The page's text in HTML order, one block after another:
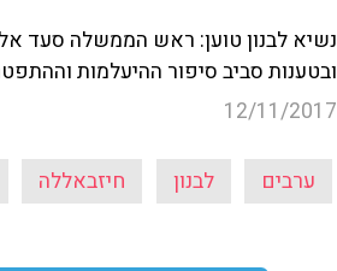
נשיא לבנון טוען: ראש הממשלה סעד
ובטענות סביב סיפור ההיעלמות
12/11/2017
ערבים לבנון חיזבאללה